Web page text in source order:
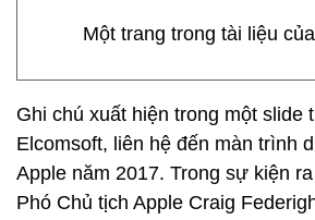
Một trang trong tài liệu
Ghi chú xuất hiện trong một slide
Elcomsoft, liên hệ đến màn trình
Apple năm 2017. Trong sự kiện
Phó Chủ tịch Apple Craig